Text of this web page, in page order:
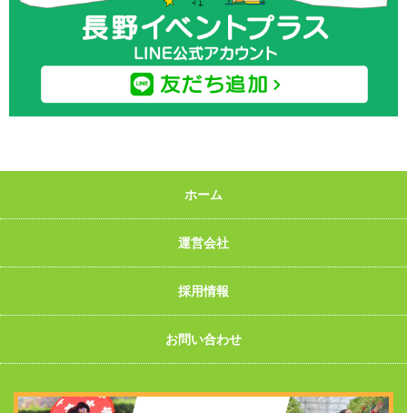
ホーム
運営会社
採用情報
お問い合わせ